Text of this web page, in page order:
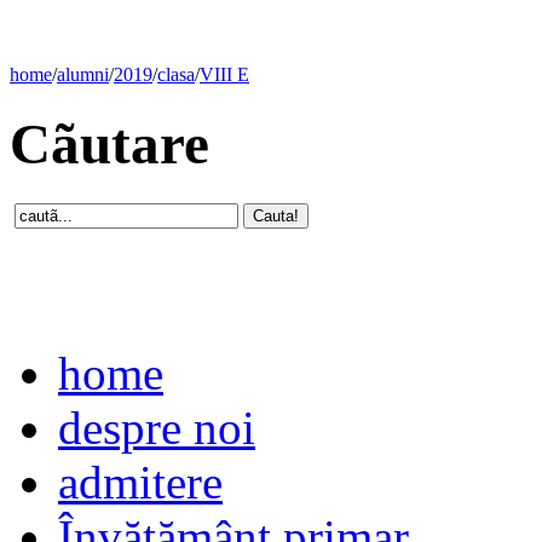
home/alumni/2019/clasa/VIII E
Cãutare
home
despre noi
admitere